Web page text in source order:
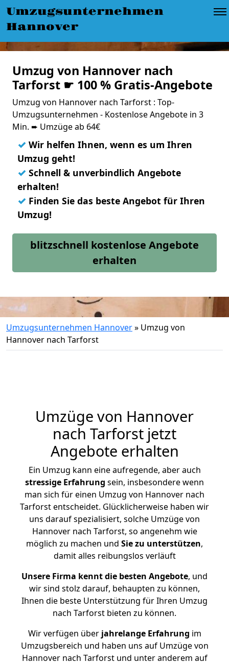
Umzugsunternehmen
Hannover
Umzug von Hannover nach
Tarforst ☛ 100 % Gratis-Angebote
Umzug von Hannover nach Tarforst : Top-
Umzugsunternehmen - Kostenlose Angebote in 3
Min. ➨ Umzüge ab 64€
✓ Wir helfen Ihnen, wenn es um Ihren
Umzug geht!
✓ Schnell & unverbindlich Angebote
erhalten!
✓ Finden Sie das beste Angebot für Ihren
Umzug!
blitzschnell kostenlose Angebote
erhalten
Umzugsunternehmen Hannover» Umzug von
Hannover nach Tarforst
Umzüge von Hannover
nach Tarforst jetzt
Angebote erhalten
Ein Umzug kann eine aufregende, aber auch
stressige Erfahrung sein, insbesondere wenn
man sich für einen Umzug von Hannover nach
Tarforst entscheidet. Glücklicherweise haben wir
uns darauf spezialisiert, solche Umzüge von
Hannover nach Tarforst, so angenehm wie
möglich zu machen und Sie zu unterstützen,
damit alles reibungslos verläuft
Unsere Firma kennt die besten Angebote, und
wir sind stolz darauf, behaupten zu können,
Ihnen die beste Unterstützung für Ihren Umzug
nach Tarforst bieten zu können.
Wir verfügen überjahrelange Erfahrung im
Umzugsbereich und haben uns auf Umzüge von
Hannover nach Tarforst und unter anderem auf